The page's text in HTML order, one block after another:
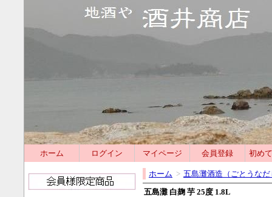
ホーム ログイン マイページ 会員登録 初め
ホーム > 五島灘酒造（ごとうな
五島灘 白麹 芋 25度 1.8L